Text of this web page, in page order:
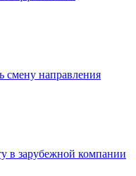
смену направления
в зарубежной компании